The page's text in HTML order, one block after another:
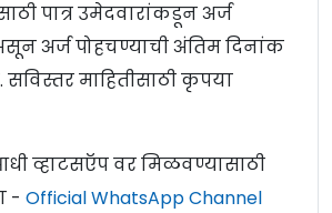
पात्र उमेदवारांकडून अर्ज
अर्ज पोहचण्याची अंतिम दिनांक
माहितीसाठी कृपया
व्हाटसऍप वर मिळवण्यासाठी
- Official WhatsApp Channel